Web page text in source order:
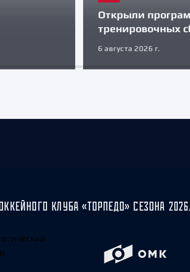
Открыли
тренировочных
6 августа 2026 г.
КЛУБА «ТОРПЕДО» СЕЗОНА